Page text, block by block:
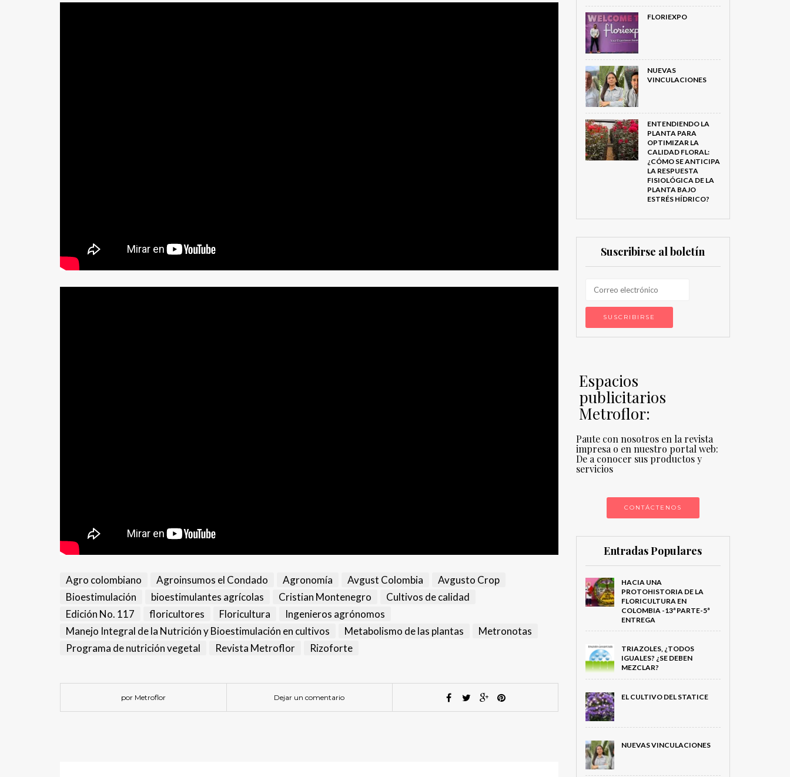
Agro colombiano Agroinsumos el Condado Agronomía Avgust Colombia
Avgusto Crop
Bioestimulación
bioestimulantes agrícolas Cristian Montenegro
Cultivos de calidad
Edición No. 117
floricultores Floricultura
Ingenieros agrónomos
Manejo Integral de la Nutrición y Bioestimulación en cultivos
Metabolismo de las plantas
Metronotas
Programa de nutrición vegetal
Revista Metroflor Rizoforte
por Metroflor Dejar un comentario
FLORIEXPO
NUEVAS
VINCULACIONES
ENTENDIENDO LA
PLANTA PARA
OPTIMIZAR LA
CALIDAD FLORAL:
¿CÓMO SE ANTICIPA
LA RESPUESTA
FISIOLÓGICA DE LA
PLANTA BAJO
ESTRÉS HÍDRICO?
Suscribirse al boletín
Espacios
publicitarios
Metroflor:
Paute con nosotros en la revista
impresa o en nuestro portal web:
De a conocer sus productos y
servicios
CONTÁCTENOS
Entradas Populares
HACIA UNA
PROTOHISTORIA DE LA
FLORICULTURA EN
COLOMBIA -13ª PARTE-5ª
ENTREGA
TRIAZOLES, ¿TODOS
IGUALES? ¿SE DEBEN
MEZCLAR?
EL CULTIVO DEL STATICE
NUEVAS VINCULACIONES